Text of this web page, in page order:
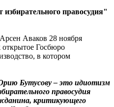
правосудия"
Аваков 28 ноября
открытое Госбюро
в котором
Бутусову – это идиотизм
правосудия
критикующего